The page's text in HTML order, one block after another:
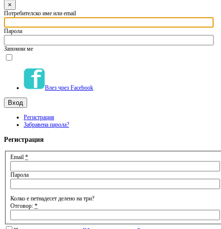
×
Потребителско име или email
Парола
Запомни ме
Влез чрез Facebook
Регистрация
Забравена парола?
Регистрация
Email *
Парола
Колко е петнадесет делено на три?
Отговор: *